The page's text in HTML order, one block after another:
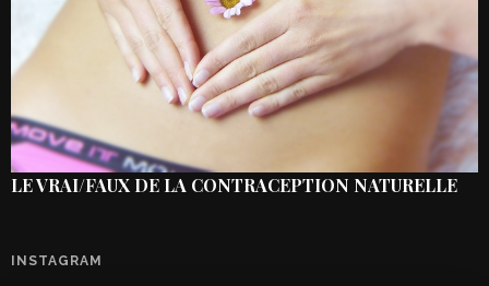
LE VRAI/FAUX DE LA CONTRACEPTION NATURELLE
INSTAGRAM